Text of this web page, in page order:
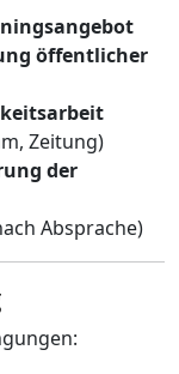
öffentlicher
Zeitung)
der
Absprache)